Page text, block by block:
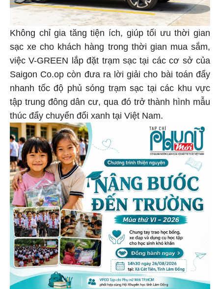
Không chỉ gia tăng tiện ích, giúp tối ưu thời gian
sạc xe cho khách hàng trong thời gian mua sắm,
việc V-GREEN lắp đặt trạm sạc tại các cơ sở của
Saigon Co.op còn đưa ra lời giải cho bài toán đẩy
nhanh tốc độ phủ sóng trạm sạc tại các khu vực
tập trung đông dân cư, qua đó trở thành hình mẫu
thúc đẩy chuyển đổi xanh tại Việt Nam.